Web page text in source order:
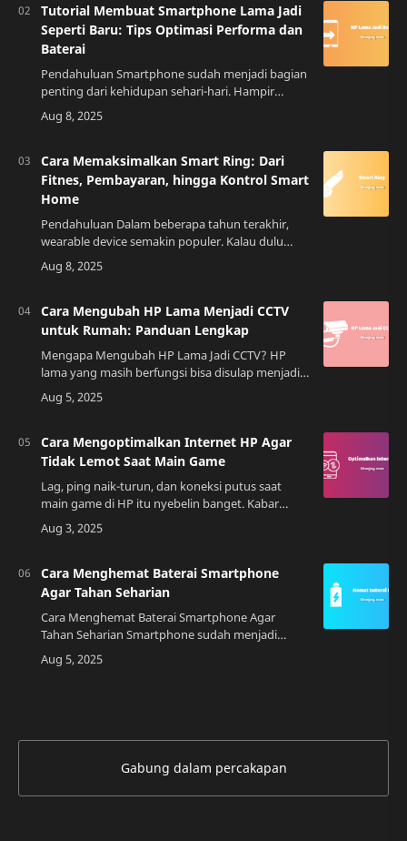
Tutorial Membuat Smartphone Lama Jadi
Seperti Baru: Tips Optimasi Performa dan
Baterai
Pendahuluan Smartphone sudah menjadi bagian
penting dari kehidupan sehari-hari. Hampir
semua aktivitas, mulai dari bekerja, belajar,
hiburan, hingga berbelanja, kini bisa dilakukan…
Cara Memaksimalkan Smart Ring: Dari
Fitnes, Pembayaran, hingga Kontrol Smart
Home
Pendahuluan Dalam beberapa tahun terakhir,
wearable device semakin populer. Kalau dulu
orang hanya mengenal smartwatch dan
smartband, sekarang muncul tren baru yaitu
Cara Mengubah HP Lama Menjadi CCTV
untuk Rumah: Panduan Lengkap
Mengapa Mengubah HP Lama Jadi CCTV? HP
lama yang masih berfungsi bisa disulap menjadi
CCTV dengan fitur pemantauan langsung (live
streaming), deteksi…
Cara Mengoptimalkan Internet HP Agar
Tidak Lemot Saat Main Game
Lag, ping naik-turun, dan koneksi putus saat
main game di HP itu nyebelin banget. Kabar
baiknya, banyak langkah praktis yang bisa kamu
lakukan untuk bikin internet HP lebih stabil …
Cara Menghemat Baterai Smartphone
Agar Tahan Seharian
Cara Menghemat Baterai Smartphone Agar
Tahan Seharian Smartphone sudah menjadi
bagian penting dalam kehidupan sehari-hari.
Namun, baterai yang cepat habis sering menjadi
Gabung dalam percakapan